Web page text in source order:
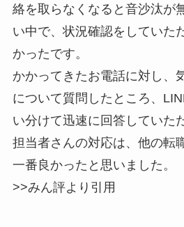
絡を取らなくなると音沙汰が
い中で、状況確認をしていた
かったです。
かかってきたお電話に対し、
について質問したところ、
い分けて迅速に回答していた
担当者さんの対応は、他の転
一番良かったと思いました。
>>みん評より 引用